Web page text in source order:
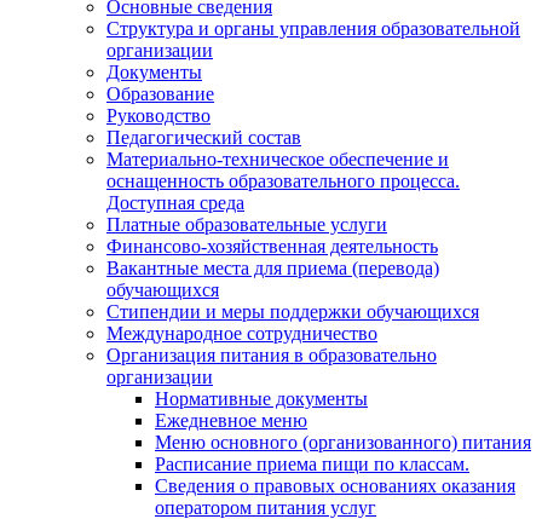
Основные сведения
Структура и органы управления образовательной
организации
Документы
Образование
Руководство
Педагогический состав
Материально-техническое обеспечение и
оснащенность образовательного процесса.
Доступная среда
Платные образовательные услуги
Финансово-хозяйственная деятельность
Вакантные места для приема (перевода)
обучающихся
Стипендии и меры поддержки обучающихся
Международное сотрудничество
Организация питания в образовательно
организации
Нормативные документы
Ежедневное меню
Меню основного (организованного) питания
Расписание приема пищи по классам.
Сведения о правовых основаниях оказания
оператором питания услуг